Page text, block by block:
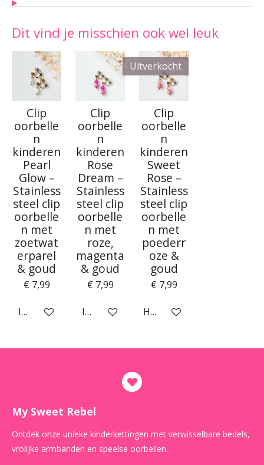
Dit vind je misschien ook wel leuk
Clip
oorbelle
n
kinderen
Pearl
Glow –
Stainless
steel clip
oorbelle
n met
zoetwat
erparel
& goud
€ 7,99
In winkelwagen
Clip
oorbelle
n
kinderen
Rose
Dream –
Stainless
steel clip
oorbelle
n met
roze,
magenta
& goud
€ 7,99
In winkelwagen
Uitverkocht
Clip
oorbelle
n
kinderen
Sweet
Rose –
Stainless
steel clip
oorbelle
n met
poederr
oze &
goud
€ 7,99
Houd mij op de hoogte
My Sweet Rebel
Ontdek onze unieke kinderkettingen met verwisselbare bedels,
vrolijke armbanden en speelse oorbellen.